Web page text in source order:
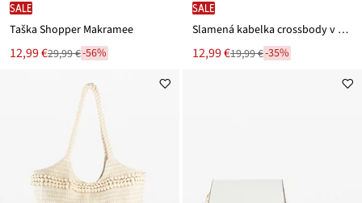
SALE
Taška Shopper Makramee
Nová
cena
12,99 €
Zľava 29,99 €-56%
SALE
Slamená kabelka crossbody v slamenom vzhľade
Nová
cena
12,99 €
Zľava 19,99 €-35%